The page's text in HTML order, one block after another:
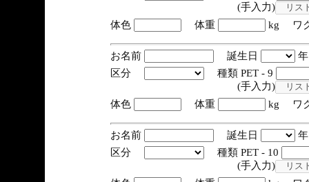
(手入力)
体色
体重 kg ワ
お名前 誕生日
区分
種類 PET - 9
(手入力)
体色
体重 kg ワ
お名前 誕生日
区分
種類 PET - 10
(手入力)